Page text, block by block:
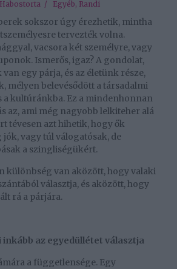
Habostorta / Egyéb, Randi
sokszor úgy érezhetik, mintha
tervezték volna.
vacsora két személyre, vagy
Ismerős, igaz? A gondolat,
egy párja, és az életünk része,
mélyen belevésődött a társadalmi
kultúránkba. Ez a mindenhonnan
az, ami még nagyobb lelkiteher alá
tévesen azt hihetik, hogy ők
vagy túl válogatósak, de
a szingliségükért.
különbség van aközött, hogy valaki
választja, és aközött, hogy
rá a párjára.
az egyedüllétet választja
a függetlensége. Egy